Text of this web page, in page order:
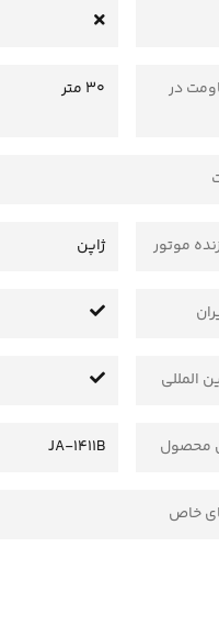
در
30 متر
موتور ژاپن
المللی
محصول JA-1411B
خاص